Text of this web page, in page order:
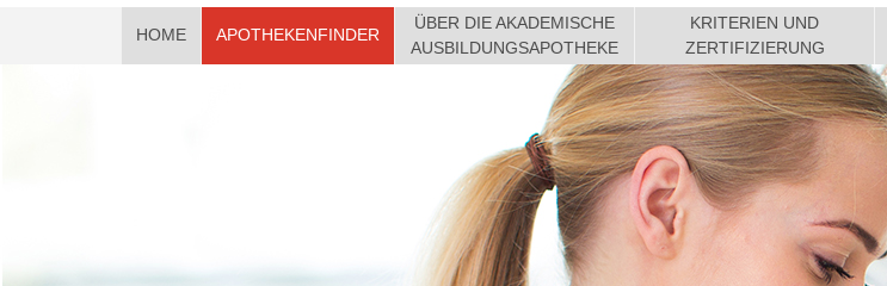
HOME APOTHEKENFINDER
ÜBER DIE AKADEMISCHE
AUSBILDUNGSAPOTHEKE
KRITERIEN UND
ZERTIFIZIERUNG